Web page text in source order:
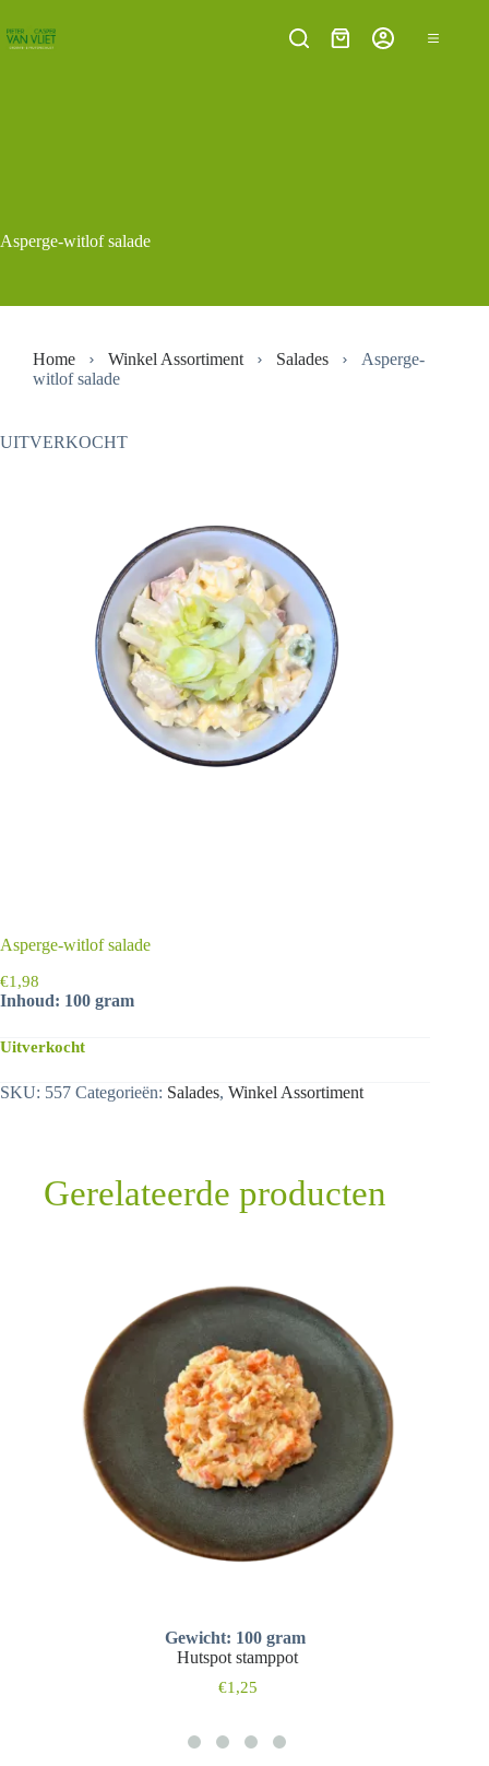
naar
de
Winkelwagen
Asperge-witlof salade
Home Winkel Assortiment Salades
Asperge-
witlof salade
UITVERKOCHT
Asperge-witlof salade
€1,98
Inhoud: 100 gram
Uitverkocht
SKU: 557 Categorieën: Salades, Winkel Assortiment
Gerelateerde producten
Hutspot stamppot
€1,25
Gewicht: 100 gram